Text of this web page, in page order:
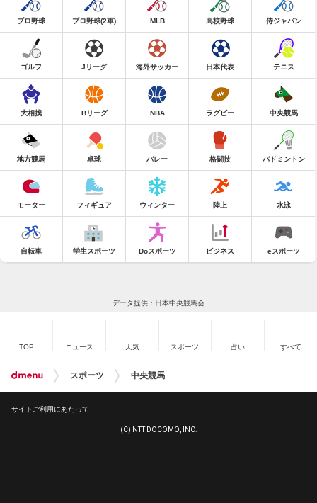
プロ野球 プロ野球(2軍) MLB 高校野球 侍ジャパン
ゴルフ Jリーグ 海外サッカー 日本代表 テニス
大相撲 Bリーグ NBA ラグビー 中央競馬
地方競馬 卓球 バレー 格闘技 バドミントン
モーター フィギュア ウィンター 陸上 水泳
自転車 学生スポーツ Doスポーツ ビジネス eスポーツ
データ提供：日本中央競馬会
TOP ニュース 天気 スポーツ 占い すべて
スポーツ 中央競馬
サイトご利用にあたって
(C) NTT DOCOMO, INC.